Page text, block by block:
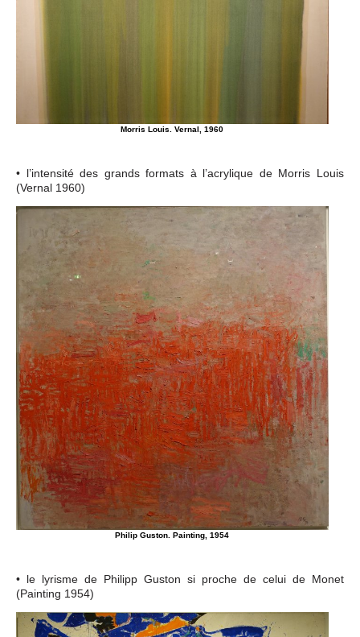
Morris Louis. Vernal, 1960
• l’intensité des grands formats à l’acrylique de Morris Louis
(Vernal 1960)
Philip Guston. Painting, 1954
• le lyrisme de Philipp Guston si proche de celui de Monet
(Painting 1954)